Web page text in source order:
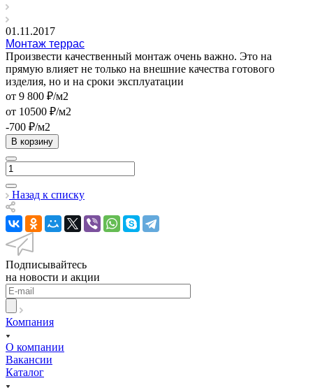
01.11.2017
Монтаж террас
Произвести качественный монтаж очень важно. Это на
прямую влияет не только на внешние качества готового
изделия, но и на сроки эксплуатации
от 9 800 ₽/м2
от 10500 ₽/м2
-700 ₽/м2
В корзину
Назад к списку
Подписывайтесь
на новости и акции
Компания
О компании
Вакансии
Каталог